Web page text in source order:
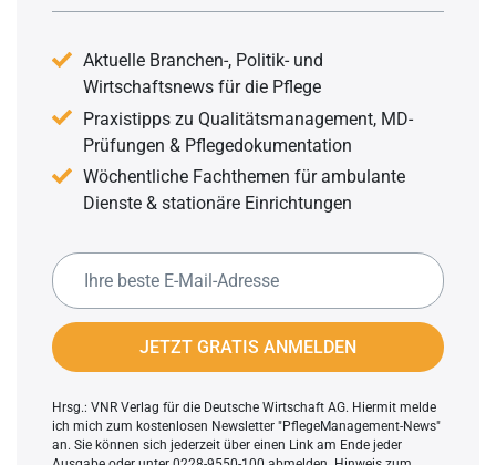
Aktuelle Branchen-, Politik- und
Wirtschaftsnews für die Pflege
Praxistipps zu Qualitätsmanagement, MD-
Prüfungen & Pflegedokumentation
Wöchentliche Fachthemen für ambulante
Dienste & stationäre Einrichtungen
JETZT GRATIS ANMELDEN
Hrsg.: VNR Verlag für die Deutsche Wirtschaft AG. Hiermit melde
ich mich zum kostenlosen Newsletter "PflegeManagement-News"
an. Sie können sich jederzeit über einen Link am Ende jeder